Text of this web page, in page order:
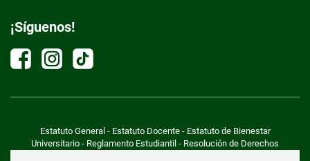
¡Síguenos!
Estatuto General- Estatuto Docente- Estatuto de Bienestar
Universitario - Reglamento Estudiantil - Resolución de Derechos